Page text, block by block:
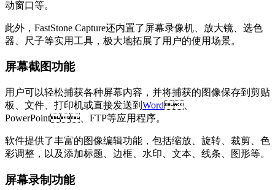
动窗口等。
此外，FastStone Capture还内置了屏幕录像机、放大镜、选色
器、尺子等实用工具，极大地拓展了用户的使用场景。
屏幕截图功能
用户可以轻松捕获各种屏幕内容，并将捕获的图像保存到剪贴
板、文件、打印机或直接发送到 Word、
PowerPoint、FTP等应用程序。
软件提供了丰富的图像编辑功能，包括缩放、旋转、裁剪、色
彩调整，以及添加标题、边框、水印、文本、线条、图形等。
屏幕录制功能